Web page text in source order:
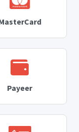
Payeer